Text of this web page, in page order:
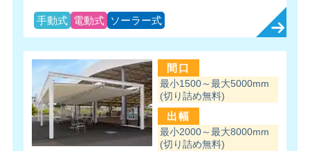
手動式 電動式 ソーラー式
間口
最小1500～最大5000mm
(切り詰め無料)
出幅
最小2000～最大8000mm
(切り詰め無料)